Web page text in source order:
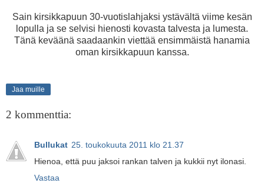
Sain kirsikkapuun 30-vuotislahjaksi ystävältä viime kesän
lopulla ja se selvisi hienosti kovasta talvesta ja lumesta.
Tänä keväänä saadaankin viettää ensimmäistä hanamia
oman kirsikkapuun kanssa.
Jaa muille
2 kommenttia:
Bullukat 25. toukokuuta 2011 klo 21.37
Hienoa, että puu jaksoi rankan talven ja kukkii nyt ilonasi.
Vastaa